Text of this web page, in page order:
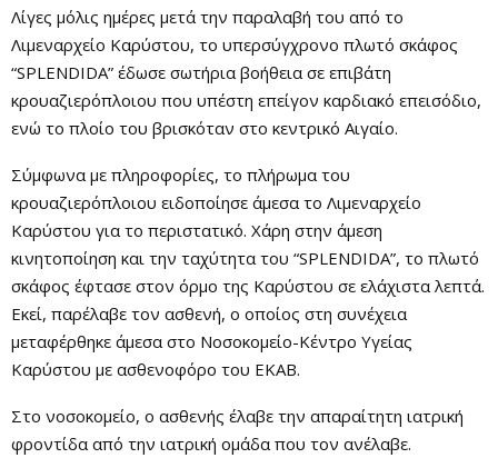
Λίγες μόλις ημέρες μετά την παραλαβή του από το
Λιμεναρχείο Καρύστου, το υπερσύγχρονο πλωτό σκάφος
“SPLENDIDA” έδωσε σωτήρια βοήθεια σε επιβάτη
κρουαζιερόπλοιου που υπέστη επείγον καρδιακό επεισόδιο,
ενώ το πλοίο του βρισκόταν στο κεντρικό Αιγαίο.
Σύμφωνα με πληροφορίες, το πλήρωμα του
κρουαζιερόπλοιου ειδοποίησε άμεσα το Λιμεναρχείο
Καρύστου για το περιστατικό. Χάρη στην άμεση
κινητοποίηση και την ταχύτητα του “SPLENDIDA”, το πλωτό
σκάφος έφτασε στον όρμο της Καρύστου σε ελάχιστα λεπτά.
Εκεί, παρέλαβε τον ασθενή, ο οποίος στη συνέχεια
μεταφέρθηκε άμεσα στο Νοσοκομείο-Κέντρο Υγείας
Καρύστου με ασθενοφόρο του ΕΚΑΒ.
Στο νοσοκομείο, ο ασθενής έλαβε την απαραίτητη ιατρική
φροντίδα από την ιατρική ομάδα που τον ανέλαβε.